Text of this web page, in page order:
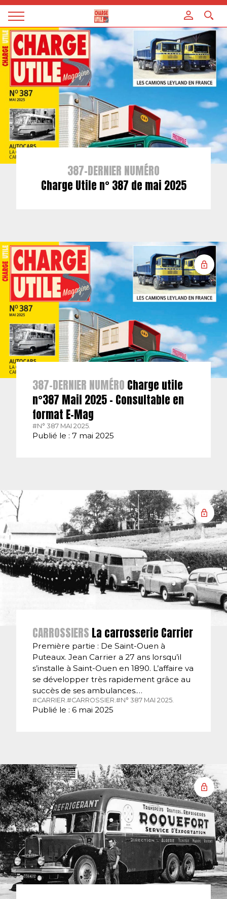
Magazine
Charge
utile
387-DERNIER NUMÉRO
Charge Utile n° 387 de mai 2025
387-DERNIER NUMÉRO Charge utile
n°387 Mail 2025 – Consultable en
format E-Mag
#N° 387 MAI 2025.
Publié le : 7 mai 2025
CARROSSIERS La carrosserie Carrier
Première partie : De Saint-Ouen à
Puteaux. Jean Carrier a 27 ans lorsqu’il
s’installe à Saint-Ouen en 1890. L’affaire va
se développer très rapidement grâce au
succès de ses ambulances.…
#CARRIER.#CARROSSIER.#N° 387 MAI 2025.
Publié le : 6 mai 2025
Panneau de gestion des cookies